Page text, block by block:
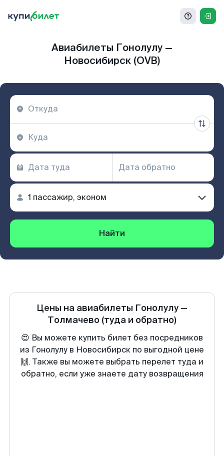
Авиабилеты Гонолулу —
Новосибирск (OVB)
Найти
Цены на авиабилеты Гонолулу —
Толмачево (туда и обратно)
😍 Вы можете купить билет без посредников
из Гонолулу в Новосибирск по выгодной цене
🙌. Также вы можете выбрать перелет туда и
обратно, если уже знаете дату возвращения